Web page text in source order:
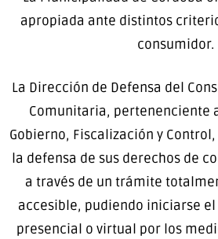
apropiada ante distintos
consumidor.
La Dirección de Defensa del
Comunitaria, pertenenciente
Gobierno, Fiscalización y
la defensa de sus derechos de
a través de un trámite
accesible, pudiendo iniciarse
presencial o virtual por los